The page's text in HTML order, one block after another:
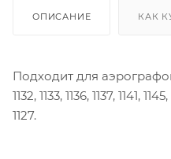
ОПИСАНИЕ КАК
Подходит для
1132, 1133, 1136, 1137, 1141,
1127.